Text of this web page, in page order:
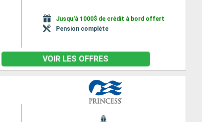
Jusqu'à 1000$ de crédit à bord offert
Pension complète
VOIR LES OFFRES